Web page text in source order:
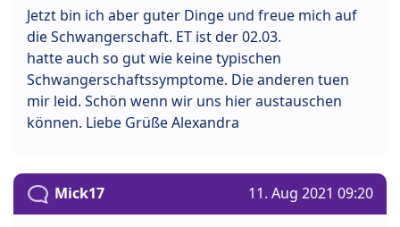
Jetzt bin ich aber guter Dinge und freue mich auf
die Schwangerschaft. ET ist der 02.03.
hatte auch so gut wie keine typischen
Schwangerschaftssymptome. Die anderen tuen
mir leid. Schön wenn wir uns hier austauschen
können. Liebe Grüße Alexandra
Mick17 11. Aug 2021 09:20